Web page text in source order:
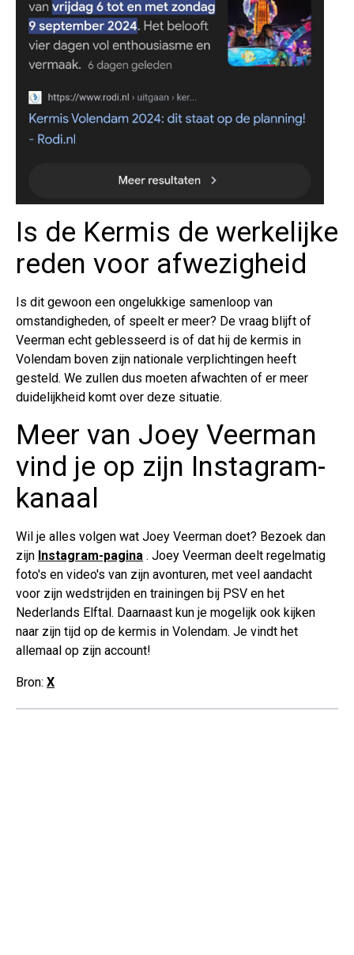
Is de Kermis de werkelijke
reden voor afwezigheid
Is dit gewoon een ongelukkige samenloop van
omstandigheden, of speelt er meer? De vraag blijft of
Veerman echt geblesseerd is of dat hij de kermis in
Volendam boven zijn nationale verplichtingen heeft
gesteld. We zullen dus moeten afwachten of er meer
duidelijkheid komt over deze situatie.
Meer van Joey Veerman
vind je op zijn Instagram-
kanaal
Wil je alles volgen wat Joey Veerman doet? Bezoek dan
zijn Instagram-pagina . Joey Veerman deelt regelmatig
foto's en video's van zijn avonturen, met veel aandacht
voor zijn wedstrijden en trainingen bij PSV en het
Nederlands Elftal. Daarnaast kun je mogelijk ook kijken
naar zijn tijd op de kermis in Volendam. Je vindt het
allemaal op zijn account!
Bron: X